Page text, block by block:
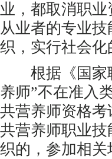
业，都取消职
从业者的专业
织，实行社会化
根据《国家职
养师”不在准入
共营养师资格
共营养师职业
织的，参加相